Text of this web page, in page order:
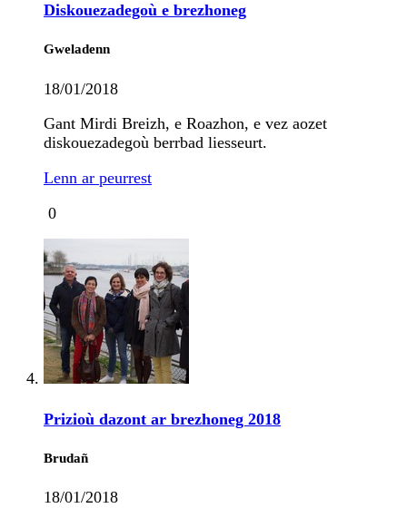
Diskouezadegoù e brezhoneg
Gweladenn
18/01/2018
Gant Mirdi Breizh, e Roazhon, e vez aozet
diskouezadegoù berrbad liesseurt.
Lenn ar peurrest
0
Prizioù dazont ar brezhoneg 2018
Brudañ
18/01/2018